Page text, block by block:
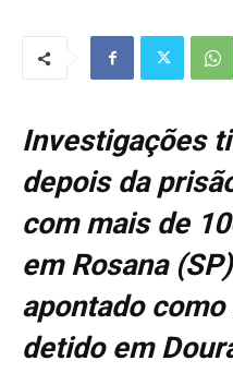
Investigações
depois da
com mais de
em Rosana
apontado
detido em